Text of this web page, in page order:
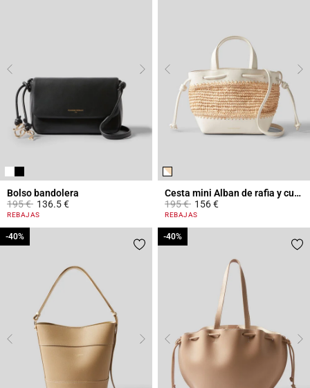
Bolso bandolera
Price reduced from
195 €to136.5 €
3,9 out of 5 Customer Rating
REBAJAS
Cesta mini Alban de rafia y cuero
Price reduced from
195 €to156 €
4,1 out of 5 Customer Rating
REBAJAS
-40%
-40% -40%
-40%